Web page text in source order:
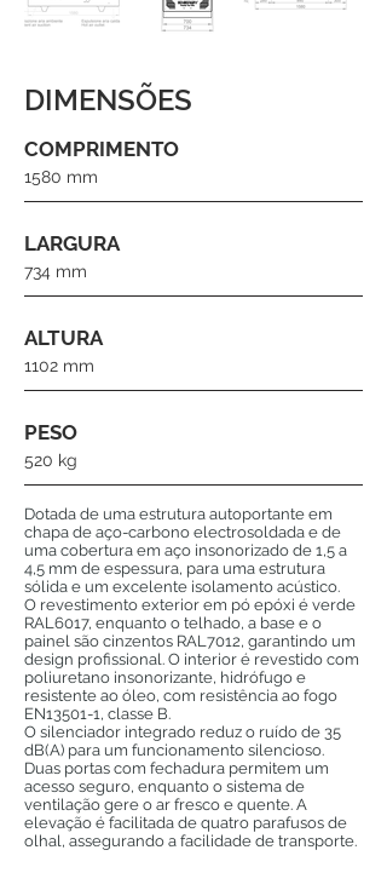
DIMENSÕES
COMPRIMENTO
1580 mm
LARGURA
734 mm
ALTURA
1102 mm
PESO
520 kg
Dotada de uma estrutura autoportante em
chapa de aço-carbono electrosoldada e de
uma cobertura em aço insonorizado de 1,5 a
4,5 mm de espessura, para uma estrutura
sólida e um excelente isolamento acústico.
O revestimento exterior em pó epóxi é verde
RAL6017, enquanto o telhado, a base e o
painel são cinzentos RAL7012, garantindo um
design profissional. O interior é revestido com
poliuretano insonorizante, hidrófugo e
resistente ao óleo, com resistência ao fogo
EN13501-1, classe B.
O silenciador integrado reduz o ruído de 35
dB(A) para um funcionamento silencioso.
Duas portas com fechadura permitem um
acesso seguro, enquanto o sistema de
ventilação gere o ar fresco e quente. A
elevação é facilitada de quatro parafusos de
olhal, assegurando a facilidade de transporte.